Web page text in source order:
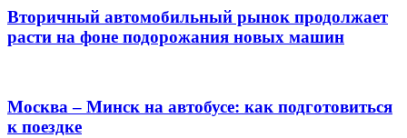
Вторичный автомобильный рынок продолжает
расти на фоне подорожания новых машин
Москва – Минск на автобусе: как подготовиться
к поездке